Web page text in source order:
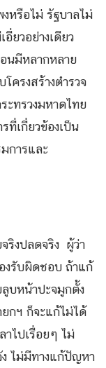
งหรือไม่ รัฐบาลไม่
ยวอย่างเดียว
นมีหลากหลาย
ครงสร้างตำรวจ
ะทรวงมหาดไทย
ที่เกี่ยวข้องเป็น
การและ
ริงปลดจริง ผู้ว่า
งรับผิดชอบ ถ้าแก้
บหน้าปะจมูกตั้ง
กฯ ก็จะแก้ไม่ได้
าไปเรื่อยๆ ไม่
ไม่มีทางแก้ปัญหา